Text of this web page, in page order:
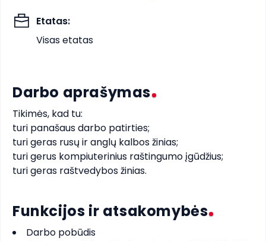
Etatas:
Visas etatas
Darbo aprašymas
Tikimės, kad tu:
turi panašaus darbo patirties;
turi geras rusų ir anglų kalbos žinias;
turi gerus kompiuterinius raštingumo įgūdžius;
turi geras raštvedybos žinias.
Funkcijos ir atsakomybės
Darbo pobūdis